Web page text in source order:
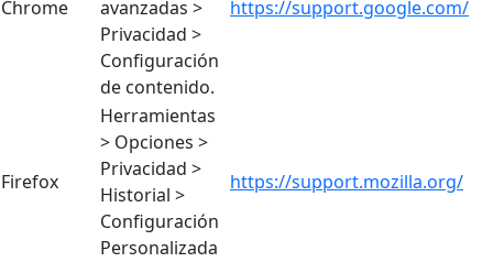
Chrome
avanzadas >
Privacidad >
Configuración
de contenido.
https://support.google.com/
Firefox
Herramientas
> Opciones >
Privacidad >
Historial >
Configuración
Personalizada
https://support.mozilla.org/